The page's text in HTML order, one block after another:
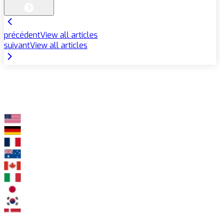
précédentView all articles
suivantView all articles